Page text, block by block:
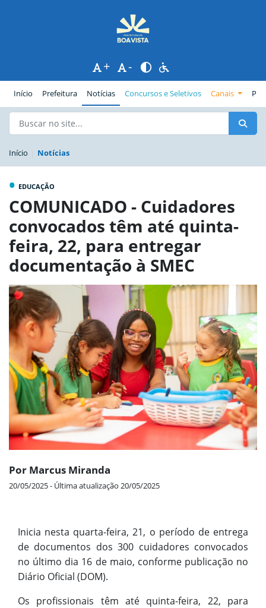
+ -
Início Prefeitura(página atual)
Notícias Concursos e Seletivos Canais
Início Notícias
• EDUCAÇÃO
COMUNICADO - Cuidadores
convocados têm até quinta-
feira, 22, para entregar
documentação à SMEC
Por Marcus Miranda
20/05/2025 - Última atualização 20/05/2025
Inicia nesta quarta-feira, 21, o período de entrega
de documentos dos 300 cuidadores convocados
no último dia 16 de maio, conforme publicação no
Diário Oficial (DOM).
Os profissionais têm até quinta-feira, 22, para